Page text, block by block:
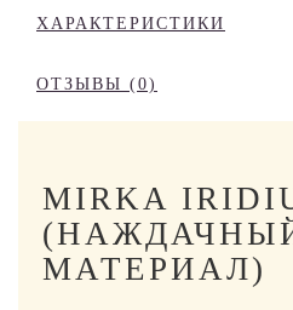
ХАРАКТЕРИСТИКИ
ОТЗЫВЫ (0)
MIRKA
МАТЕРИАЛ)